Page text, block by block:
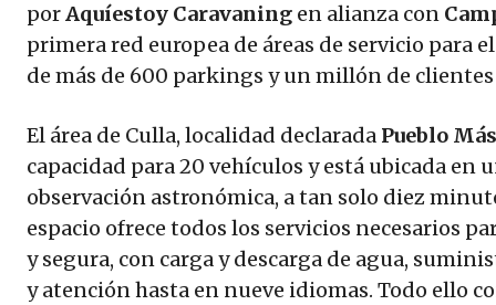
porAquíestoy Caravaning en alianza con
primera red europea de áreas de servicio
de más de 600 parkings y un millón de
El área de Culla, localidad declarada Pueblo
capacidad para 20 vehículos y está ubicada en
observación astronómica, a tan solo diez
espacio ofrece todos los servicios necesarios
y segura, con carga y descarga de agua,
y atención hasta en nueve idiomas. Todo ello